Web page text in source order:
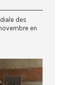
des
en